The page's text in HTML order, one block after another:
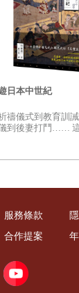
日本中世紀
禱儀式到教育訓
到後妻打鬥……
服務條款
合作提案